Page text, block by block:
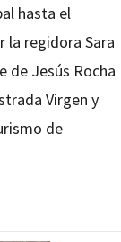
hasta el
la regidora Sara
de Jesús Rocha
Virgen y
de